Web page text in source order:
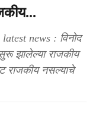
news : विनोद
झालेल्या राजकीय
राजकीय नसल्याचे